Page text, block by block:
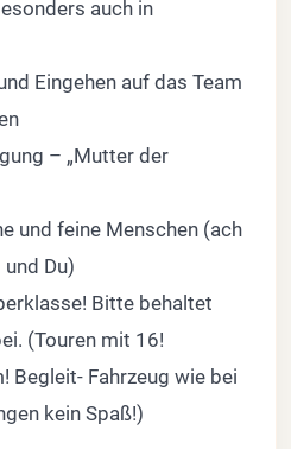
auch in
Eingehen auf das Team
– „Mutter der
und feine Menschen (ach
Du)
Bitte behaltet
(Touren mit 16!
Begleit- Fahrzeug wie bei
kein Spaß!)